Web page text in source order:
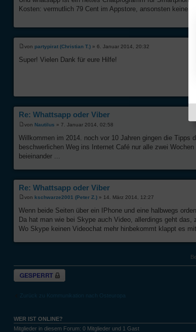
Kosten: vermutlich 79 Cent im Appstore, ansonsten keine
von partypirat (Christian T.) » 6. Januar 2014, 20:32
Super! Vielen Dank für eure Hilfe!
Re: Whattsapp oder Viber
von Nautilus » 7. Januar 2014, 02:58
Willkommen im 2014. noch vor 10 Jahren gingen die
beschwerlichen Weg ins Internet Café nur alle zwei
beieinander ...
Re: Whattsapp oder Viber
von kschwarze2001 (Peter Z.) » 14. März 2014, 12:27
Wenn beide Seiten über ein IPhone und eine halbwegs
Da hat man wie bei Skype auch Video, allerdings geht
Wo Skype keinen Videochat mehr hinbekommt klappt es
Thema gesperrt
Zurück zu Kommunikation nach Osteuropa
WER IST ONLINE?
Mitglieder in diesem Forum: 0 Mitglieder und 1 Gast